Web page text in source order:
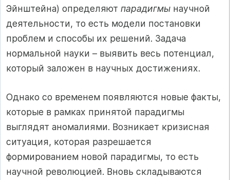
Эйнштейна) определяют парадигмы научной
деятельности, то есть модели постановки
проблем и способы их решений. Задача
нормальной науки – выявить весь потенциал,
который заложен в научных достижениях.
Однако со временем появляются новые факты,
которые в рамках принятой парадигмы
выглядят аномалиями. Возникает кризисная
ситуация, которая разрешается
формированием новой парадигмы, то есть
научной революцией. Вновь складываются